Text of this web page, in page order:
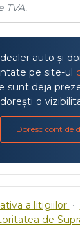
TVA.
auto și
pe site-ul
sunt deja
o
Doresc cont de
a litigiilor ·
de